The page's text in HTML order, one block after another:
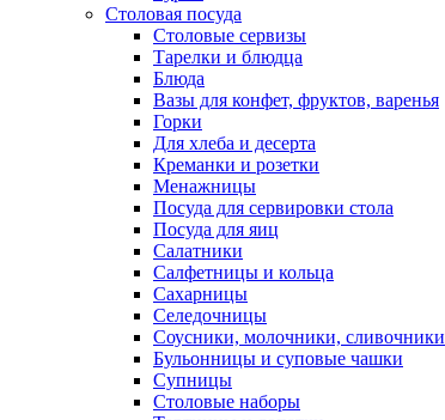
Столовая посуда
Столовые сервизы
Тарелки и блюдца
Блюда
Вазы для конфет, фруктов, варенья
Горки
Для хлеба и десерта
Креманки и розетки
Менажницы
Посуда для сервировки стола
Посуда для яиц
Салатники
Салфетницы и кольца
Сахарницы
Селедочницы
Соусники, молочники, сливочники
Бульонницы и суповые чашки
Супницы
Столовые наборы